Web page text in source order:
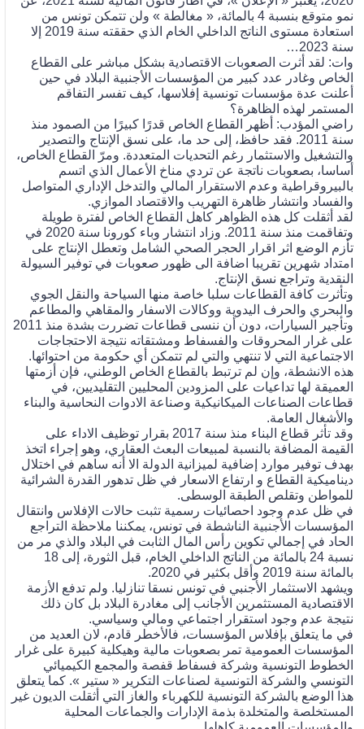
نمو متوقع بنسبة 4 بالمائة، « مغالطة » ولن تتمكن تونس من
استعادة مستوى الناتج الداخلي الخام الذي حققته سنة 2019 إلا
سنة 2023…
وات: لقد أثرت الصعوبات الاقتصادية بشكل مباشر على القطاع
الخاص وغادر عدد كبير من المؤسسات الأجنبية البلاد في حين
أعلنت عدة مؤسسات تونسية إفلاسها، كيف تفسر التفاقم
المستمر لهذه الظاهرة؟
راضي المؤدب: أظهر القطاع الخاص قدرًا كبيرًا من الصمود منذ
سنة 2011. فقد حافظ، إلى حد ما، على نسق الإنتاج والتصدير
والتشغيل والاستثمار رغم التحديات المتعددة. ومرّ القطاع الخاص،
أساسا، بصعوبات ناتجة عن تردي مناخ الأعمال الذي اتسم
بالبيروقراطية وعدم الاستقرار المالي والتدخل الإداري المتواصل
والفساد وانتشار ظاهرة التهريب والاقتصاد الموازي.
لقد أثقلت كل هذه الظواهر كاهل القطاع الخاص لفترة طويلة
وتفاقمت منذ سنة 2011. وزاد انتشار وباء كورونا سنة 2020 في
تأزم الوضع اثر اقرار الحجر الصحي الشامل وتعطل الإنتاج على
امتداد شهرين تقريبا اضافة الى ظهور صعوبات في توفير السيولة
النقدية وتراجع نسق الإنتاج.
وتأثرت كافة القطاعات سلبا خاصة منها السياحة والنقل الجوي
والبحري والحرف اليدوية ووكالات الاسفار والمقاهي والمطاعم
وتأجير السيارات، دون أن ننسى قطاعات تضررت بشدة منذ 2011
على غرار المحروقات والفسفاط ومشتقاته نتيجة الاحتجاجات
الاجتماعية التي لا تنتهي والتي لم تتمكن أي حكومة من احتوائها.
هذه الانشطة، وإن لم ترتبط بالقطاع الخاص الوطني، فإن أزمتها
العميقة لها تداعيات على المزودين المحليين التقليديين، في
قطاعات الصناعات الميكانيكية وصناعة الادوات النحاسية والبناء
والأشغال العامة.
وقد تأثر قطاع البناء منذ سنة 2017 بقرار توظيف الاداء على
القيمة المضافة بالنسبة لمبيعات البعث العقاري، وهو إجراء اتخذ
بهدف توفير موارد إضافية لميزانية الدولة الا أنه ساهم في اختلال
ديناميكية القطاع و ارتفاع الاسعار في ظل تدهور القدرة الشرائية
للمواطن وتقلص الطبقة الوسطى.
في ظل عدم وجود احصائيات رسمية تثبت حالات الإفلاس وانتقال
المؤسسات الأجنبية الناشطة في تونس، يمكننا ملاحظة التراجع
الحاد في إجمالي تكوين رأس المال الثابت في البلاد والذي مر من
نسبة 24 بالمائة من الناتج الداخلي الخام، قبل الثورة، إلى 18
بالمائة سنة 2019 وأقل بكثير في 2020.
ويشهد الاستثمار الأجنبي في تونس نسقا تنازليا. ولم تدفع الأزمة
الاقتصادية المستثمرين الأجانب إلى مغادرة البلاد بل كان ذلك
نتيجة عدم وجود استقرار اجتماعي ومالي وسياسي.
في ما يتعلق بإفلاس المؤسسات، فالأخطر قادم، لان العديد من
المؤسسات العمومية تمر بصعوبات مالية وهيكلية كبيرة على غرار
الخطوط التونسية وشركة فسفاط قفصة والمجمع الكيميائي
التونسي والشركة التونسية لصناعات التكرير « ستير ». كما يتعلق
هذا الوضع بالشركة التونسية للكهرباء والغاز التي أثقلت الديون غير
المستخلصة والمتخلدة بذمة الإدارات والجماعات المحلية